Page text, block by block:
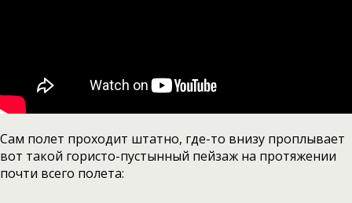
Сам полет проходит штатно, где-то внизу проплывает
вот такой гористо-пустынный пейзаж на протяжении
почти всего полета: